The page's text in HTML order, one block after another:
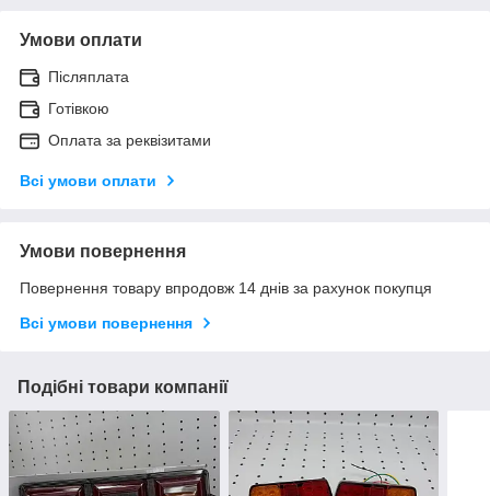
Умови оплати
Післяплата
Готівкою
Оплата за реквізитами
Всі умови оплати
Умови повернення
Повернення товару впродовж 14 днів за рахунок покупця
Всі умови повернення
Подібні товари компанії